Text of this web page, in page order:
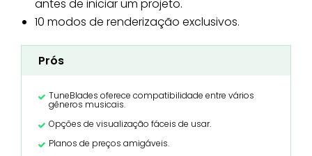
antes de iniciar um projeto.
10 modos de renderização exclusivos.
Prós
TuneBlades oferece compatibilidade entre vários
gêneros musicais.
Opções de visualização fáceis de usar.
Planos de preços amigáveis.